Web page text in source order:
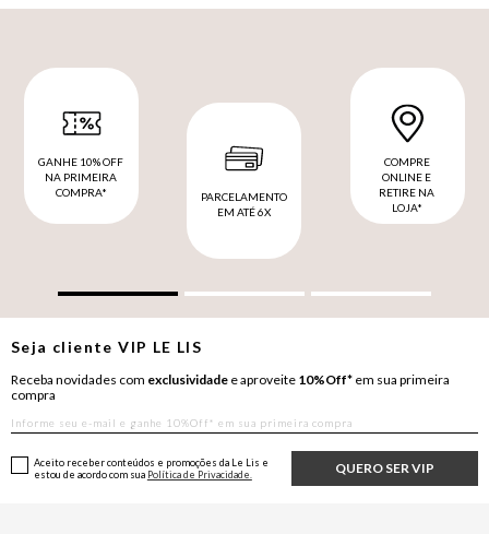
GANHE 10% OFF
NA PRIMEIRA
COMPRA*
PARCELAMENTO
EM ATÉ 6X
COMPRE
ONLINE E
RETIRE NA
LOJA*
Seja clienteVIP LE LIS
Receba novidades com exclusividade e aproveite 10%Off* em sua primeira
compra
QUERO SER VIP
Aceito receber conteúdos e promoções da Le Lis e
estou de acordo com sua Política de Privacidade.